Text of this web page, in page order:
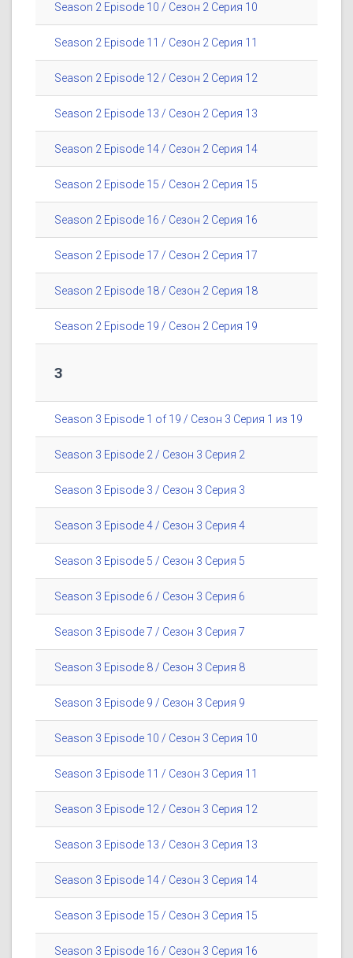
Season 2 Episode 10 / Сезон 2 Серия 10
Season 2 Episode 11 / Сезон 2 Серия 11
Season 2 Episode 12 / Сезон 2 Серия 12
Season 2 Episode 13 / Сезон 2 Серия 13
Season 2 Episode 14 / Сезон 2 Серия 14
Season 2 Episode 15 / Сезон 2 Серия 15
Season 2 Episode 16 / Сезон 2 Серия 16
Season 2 Episode 17 / Сезон 2 Серия 17
Season 2 Episode 18 / Сезон 2 Серия 18
Season 2 Episode 19 / Сезон 2 Серия 19
3
Season 3 Episode 1 of 19 / Сезон 3 Серия 1 из 19
Season 3 Episode 2 / Сезон 3 Серия 2
Season 3 Episode 3 / Сезон 3 Серия 3
Season 3 Episode 4 / Сезон 3 Серия 4
Season 3 Episode 5 / Сезон 3 Серия 5
Season 3 Episode 6 / Сезон 3 Серия 6
Season 3 Episode 7 / Сезон 3 Серия 7
Season 3 Episode 8 / Сезон 3 Серия 8
Season 3 Episode 9 / Сезон 3 Серия 9
Season 3 Episode 10 / Сезон 3 Серия 10
Season 3 Episode 11 / Сезон 3 Серия 11
Season 3 Episode 12 / Сезон 3 Серия 12
Season 3 Episode 13 / Сезон 3 Серия 13
Season 3 Episode 14 / Сезон 3 Серия 14
Season 3 Episode 15 / Сезон 3 Серия 15
Season 3 Episode 16 / Сезон 3 Серия 16